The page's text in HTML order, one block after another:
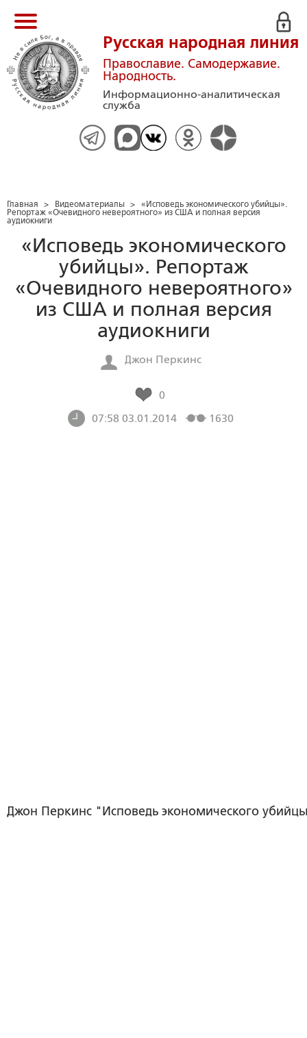
Русская народная линия
Православие. Самодержавие.
Народность.
Информационно-аналитическая
служба
Главная > Видеоматериалы > «Исповедь экономического убийцы».
Репортаж «Очевидного невероятного» из США и полная версия
аудиокниги
«Исповедь экономического
убийцы». Репортаж
«Очевидного невероятного»
из США и полная версия
аудиокниги
Джон Перкинс
0
07:58 03.01.2014
1630
Джон Перкинс "Исповедь экономического